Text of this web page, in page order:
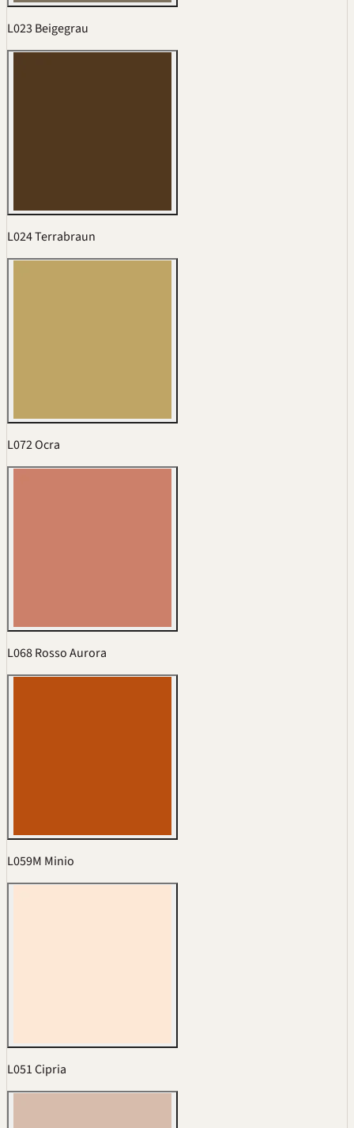
L023 Beigegrau
L024 Terrabraun
L072 Ocra
L068 Rosso Aurora
L059M Minio
L051 Cipria